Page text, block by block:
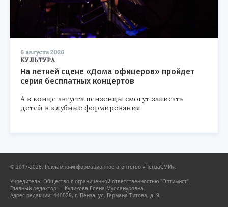
6 августа 2026
КУЛЬТУРА
На летней сцене «Дома офицеров» пройдет
серия бесплатных концертов
А в конце августа пензенцы смогут записать
детей в клубные формирования.
© 2017-2026, Рекламно-информационное агентство «ПензаСМИ».
Учредитель: Общество с ограниченной ответственностью "Оптимист".
Главный редактор — Куликова Елена Муллануровна.
Адрес редакции: 440028, г. Пенза, ул. Германа Титова, д. 9.